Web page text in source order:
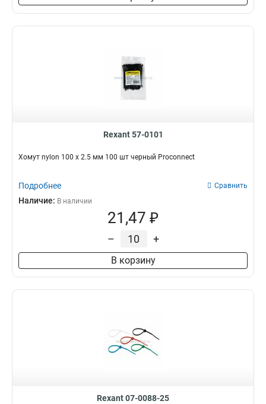
Rexant 57-0101
Хомут nylon 100 х 2.5 мм 100 шт черный Proconnect
Подробнее Сравнить
Наличие: В наличии
21,47 ₽
– +
В корзину
Rexant 07-0088-25